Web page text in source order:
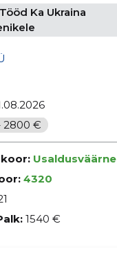
Ka Ukraina
2800 €
Usaldusväärne
4320
1540 €